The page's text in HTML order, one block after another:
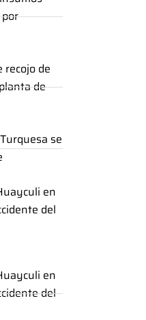
recojo de
de
se
en
del
en
del